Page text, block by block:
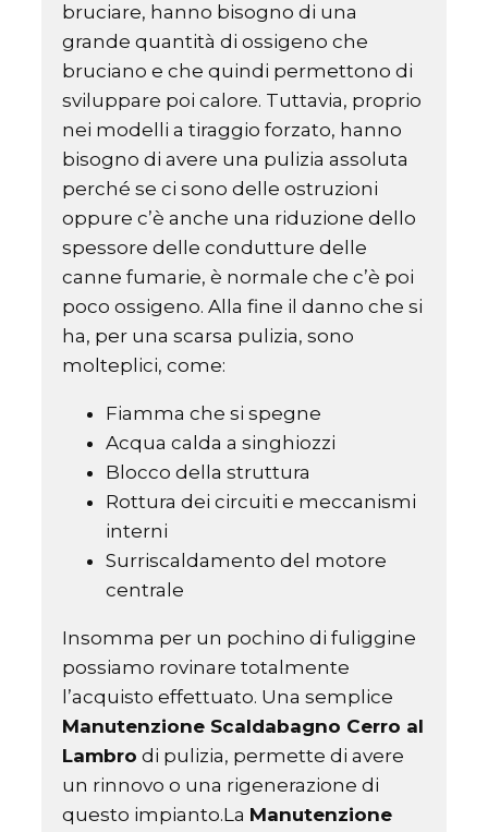
bruciare, hanno bisogno di una
grande quantità di ossigeno che
bruciano e che quindi permettono di
sviluppare poi calore. Tuttavia, proprio
nei modelli a tiraggio forzato, hanno
bisogno di avere una pulizia assoluta
perché se ci sono delle ostruzioni
oppure c’è anche una riduzione dello
spessore delle condutture delle
canne fumarie, è normale che c’è poi
poco ossigeno. Alla fine il danno che si
ha, per una scarsa pulizia, sono
molteplici, come:
Fiamma che si spegne
Acqua calda a singhiozzi
Blocco della struttura
Rottura dei circuiti e meccanismi
interni
Surriscaldamento del motore
centrale
Insomma per un pochino di fuliggine
possiamo rovinare totalmente
l’acquisto effettuato. Una semplice
Manutenzione Scaldabagno Cerro al
Lambro di pulizia, permette di avere
un rinnovo o una rigenerazione di
questo impianto.La Manutenzione